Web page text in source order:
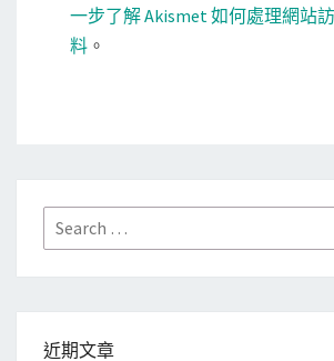
一步了解 Akismet 如何處理網站
料 。
Search
for:
近期文章